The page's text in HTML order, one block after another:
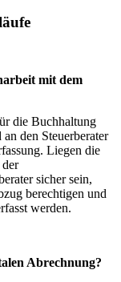
mit dem
die Buchhaltung
den Steuerberater
Liegen die
sicher sein,
berechtigen und
werden.
Abrechnung?